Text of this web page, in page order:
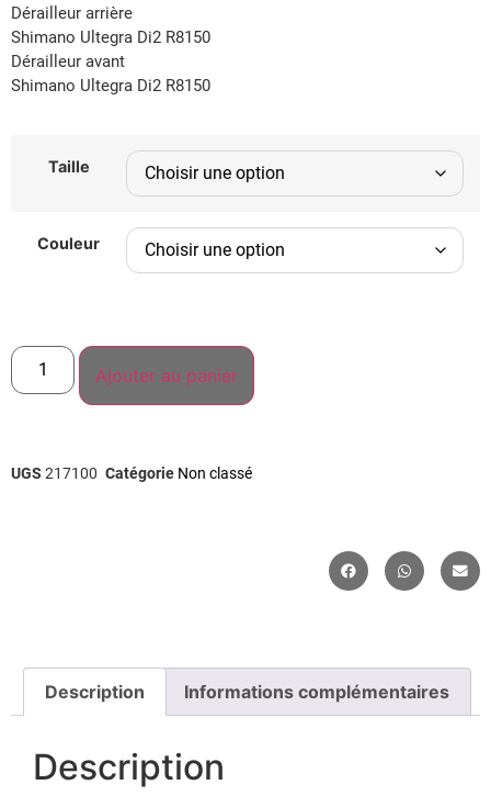
Dérailleur arrière
Shimano Ultegra Di2 R8150
Dérailleur avant
Shimano Ultegra Di2 R8150
Taille
Couleur
Ajouter au panier
UGS 217100 Catégorie Non classé
Description Informations complémentaires
Description